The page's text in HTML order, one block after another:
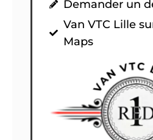
Demander un
Van VTC Lille
Maps